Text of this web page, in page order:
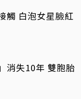
臉紅
10年 雙胞胎